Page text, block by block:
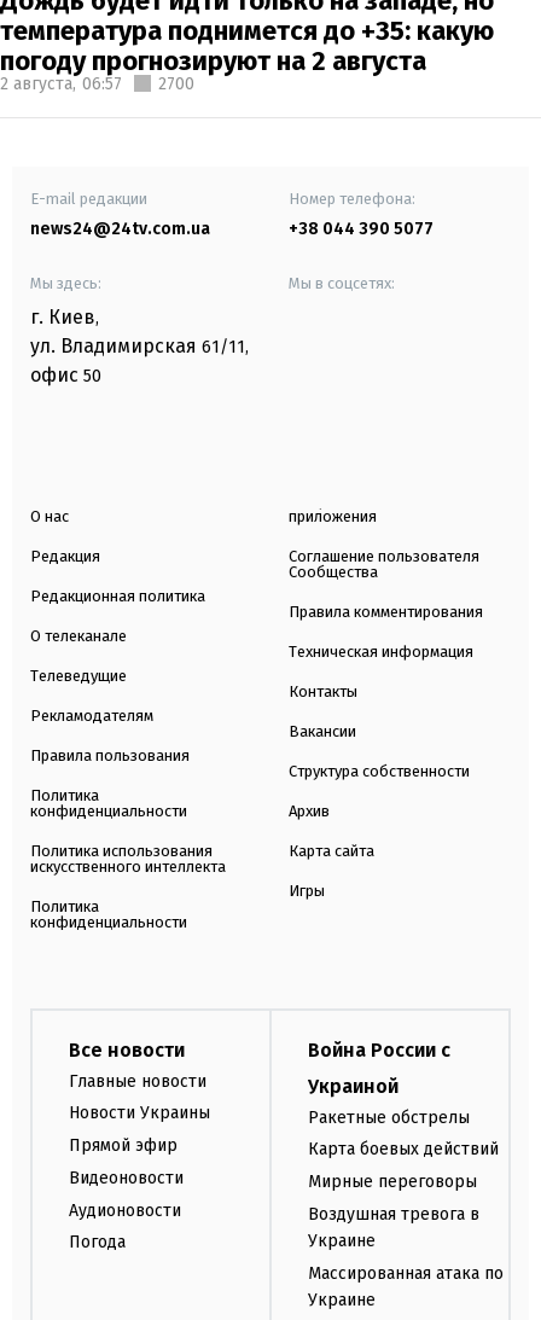
температура поднимется до +35: какую
погоду прогнозируют на 2 августа
2 августа, 06:57 2700
E-mail редакции
news24@24tv.com.ua
Номер телефона:
+38 044 390 5077
Мы здесь:
г. Киев,
ул. Владимирская 61/11,
офис 50
Мы в соцсетях:
О нас
Редакция
Редакционная политика
О телеканале
Телеведущие
Рекламодателям
Правила пользования
Политика
конфиденциальности
Политика использования
искусственного интеллекта
Политика
конфиденциальности
приложения
Соглашение пользователя
Сообщества
Правила комментирования
Техническая информация
Контакты
Вакансии
Структура собственности
Архив
Карта сайта
Игры
Все новости
Главные новости
Новости Украины
Прямой эфир
Видеоновости
Аудионовости
Погода
Война России с
Украиной
Ракетные обстрелы
Карта боевых действий
Мирные переговоры
Воздушная тревога в
Украине
Массированная атака по
Украине